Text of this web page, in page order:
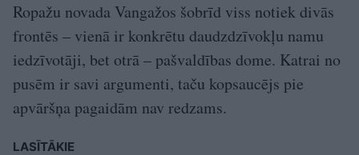
Ropažu novada Vangažos šobrīd viss notiek divās
frontēs – vienā ir konkrētu daudzdzīvokļu namu
iedzīvotāji, bet otrā – pašvaldības dome. Katrai no
pusēm ir savi argumenti, taču kopsaucējs pie
apvāršņa pagaidām nav redzams.
LASĪTĀKIE